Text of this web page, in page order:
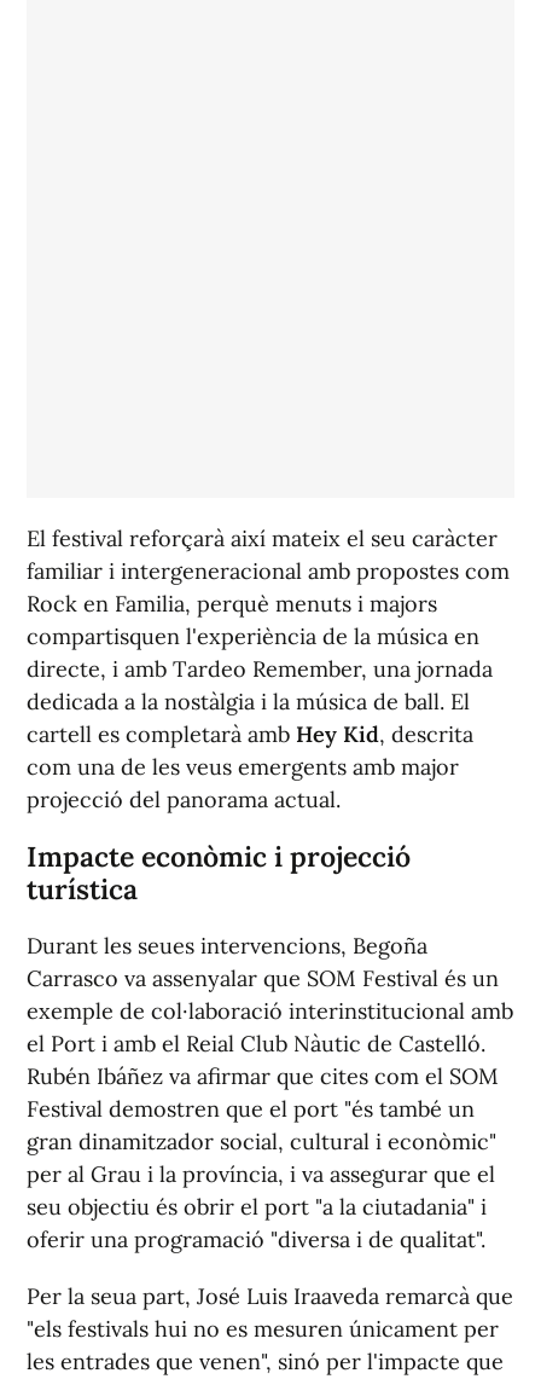
El festival reforçarà així mateix el seu caràcter
familiar i intergeneracional amb propostes com
Rock en Familia, perquè menuts i majors
compartisquen l'experiència de la música en
directe, i amb Tardeo Remember, una jornada
dedicada a la nostàlgia i la música de ball. El
cartell es completarà amb Hey Kid, descrita
com una de les veus emergents amb major
projecció del panorama actual.
Impacte econòmic i projecció
turística
Durant les seues intervencions, Begoña
Carrasco va assenyalar que SOM Festival és un
exemple de col·laboració interinstitucional amb
el Port i amb el Reial Club Nàutic de Castelló.
Rubén Ibáñez va afirmar que cites com el SOM
Festival demostren que el port "és també un
gran dinamitzador social, cultural i econòmic"
per al Grau i la província, i va assegurar que el
seu objectiu és obrir el port "a la ciutadania" i
oferir una programació "diversa i de qualitat".
Per la seua part, José Luis Iraaveda remarcà que
"els festivals hui no es mesuren únicament per
les entrades que venen", sinó per l'impacte que